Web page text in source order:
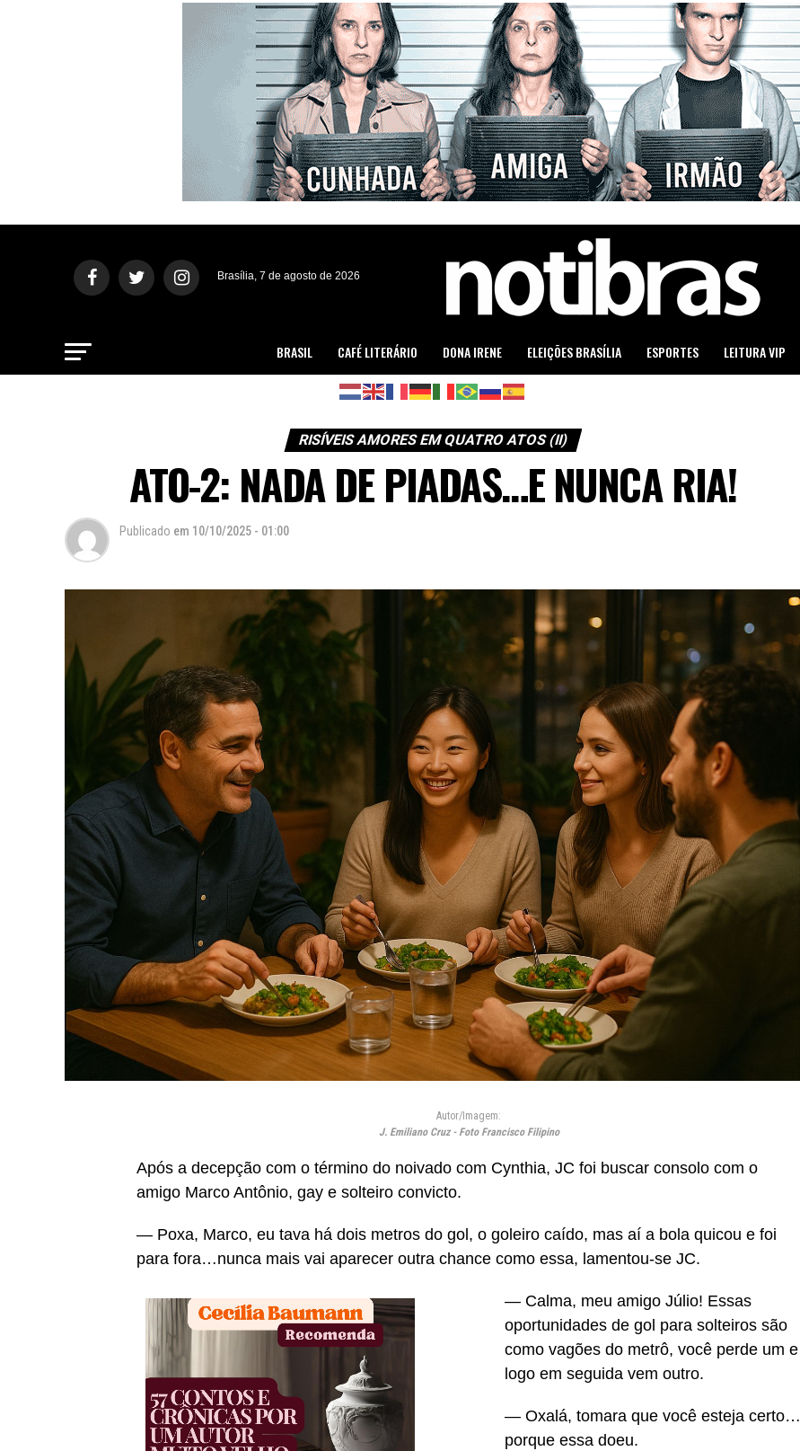
Brasília, 7 de agosto de 2026
BRASIL CAFÉ LITERÁRIO DONA IRENE ELEIÇÕES BRASÍLIA ESPORTES LEITURA VIP
RISÍVEIS AMORES EM QUATRO ATOS (II)
ATO-2: NADA DE PIADAS…E NUNCA RIA!
Publicado em 10/10/2025 - 01:00
Autor/Imagem:
J. Emiliano Cruz - Foto Francisco Filipino
Após a decepção com o término do noivado com Cynthia, JC foi buscar consolo com o
amigo Marco Antônio, gay e solteiro convicto.
— Poxa, Marco, eu tava há dois metros do gol, o goleiro caído, mas aí a bola quicou e foi
para fora…nunca mais vai aparecer outra chance como essa, lamentou-se JC.
— Calma, meu amigo Júlio! Essas
oportunidades de gol para solteiros são
como vagões do metrô, você perde um e
logo em seguida vem outro.
— Oxalá, tomara que você esteja certo…
porque essa doeu.